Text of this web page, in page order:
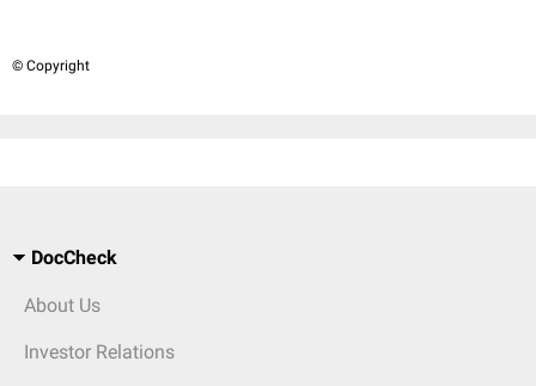
© Copyright
DocCheck
About Us
Investor Relations